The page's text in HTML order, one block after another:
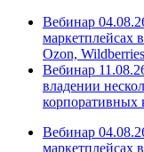
Вебинар
маркетплейсах
Ozon,
Вебинар
владении
корпоративных
Вебинар
маркетплейсах